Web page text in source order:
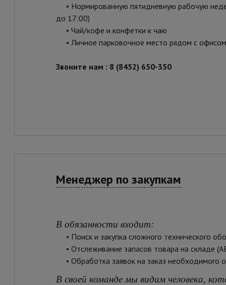
• Нормированную пятидневную рабочую
до 17:00)
• Чай/кофе и конфетки к чаю
• Личное парковочное место рядом с офисом
Звоните нам : 8 (8452) 650-350
Менеджер по закупкам
В обязанности входит:
• Поиск и закупка сложного технического
• Отслеживание запасов товара на складе
• Обработка заявок на заказ необходимого
В своей команде мы видим человека,